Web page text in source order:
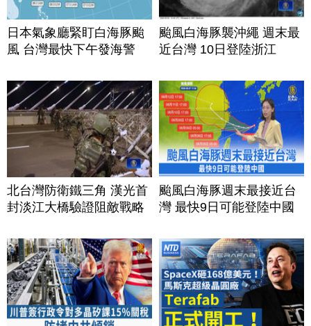
日本氣象廳緊盯白海豚颱
風 台灣最快下午發海警
颱風白海豚襲沖繩 週末最
近台灣 10日登陸浙江
北台灣防衛鐵三角 漢光首
封淡江大橋驗證阻敵戰略
颱風白海豚週末最接近台
灣 最快9日可能登陸中國